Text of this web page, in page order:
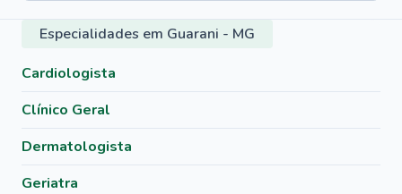
Especialidades em Guarani - MG
Cardiologista
Clínico Geral
Dermatologista
Geriatra